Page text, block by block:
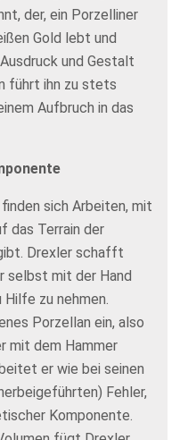
der, ein Porzelliner
Gold lebt und
und Gestalt
führt ihn zu stets
Aufbruch in das
finden sich Arbeiten, mit
das Terrain der
Drexler schafft
selbst mit der Hand
zu nehmen.
Porzellan ein, also
mit dem Hammer
er wie bei seinen
Fehler,
Komponente.